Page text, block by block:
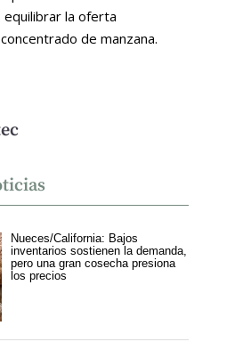
la oferta
de manzana.
Nueces/California: Bajos
inventarios sostienen la demanda,
pero una gran cosecha presiona
los precios